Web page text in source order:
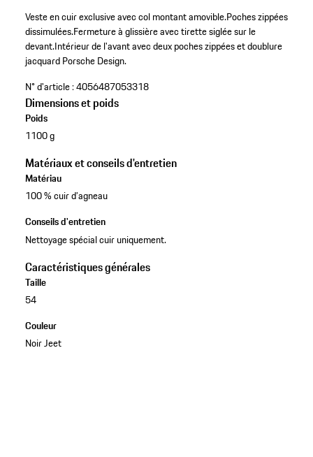
Veste en cuir exclusive avec col montant amovible.Poches zippées
dissimulées.Fermeture à glissière avec tirette siglée sur le
devant.Intérieur de l'avant avec deux poches zippées et doublure
jacquard Porsche Design.
N° d'article :4056487053318
Dimensions et poids
Poids
1100 g
Matériaux et conseils d'entretien
Matériau
100 % cuir d’agneau
Conseils d'entretien
Nettoyage spécial cuir uniquement.
Caractéristiques générales
Taille
54
Couleur
Noir Jeet